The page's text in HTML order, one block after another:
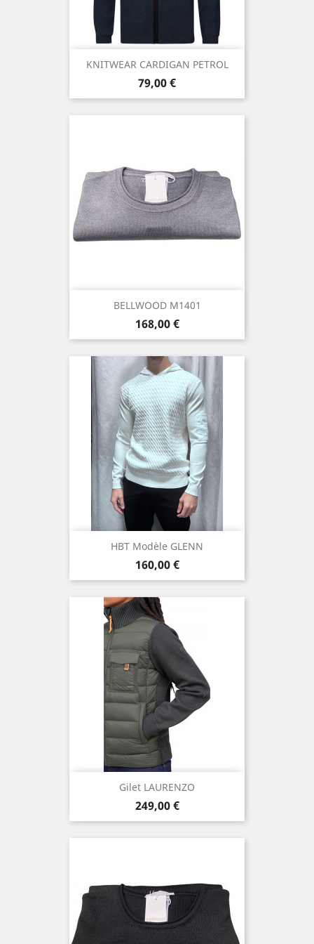
KNITWEAR CARDIGAN PETROL
Prix
79,00 €
BELLWOOD M1401
Prix
168,00 €
HBT Modèle GLENN
Prix
160,00 €
Gilet LAURENZO
Prix
249,00 €